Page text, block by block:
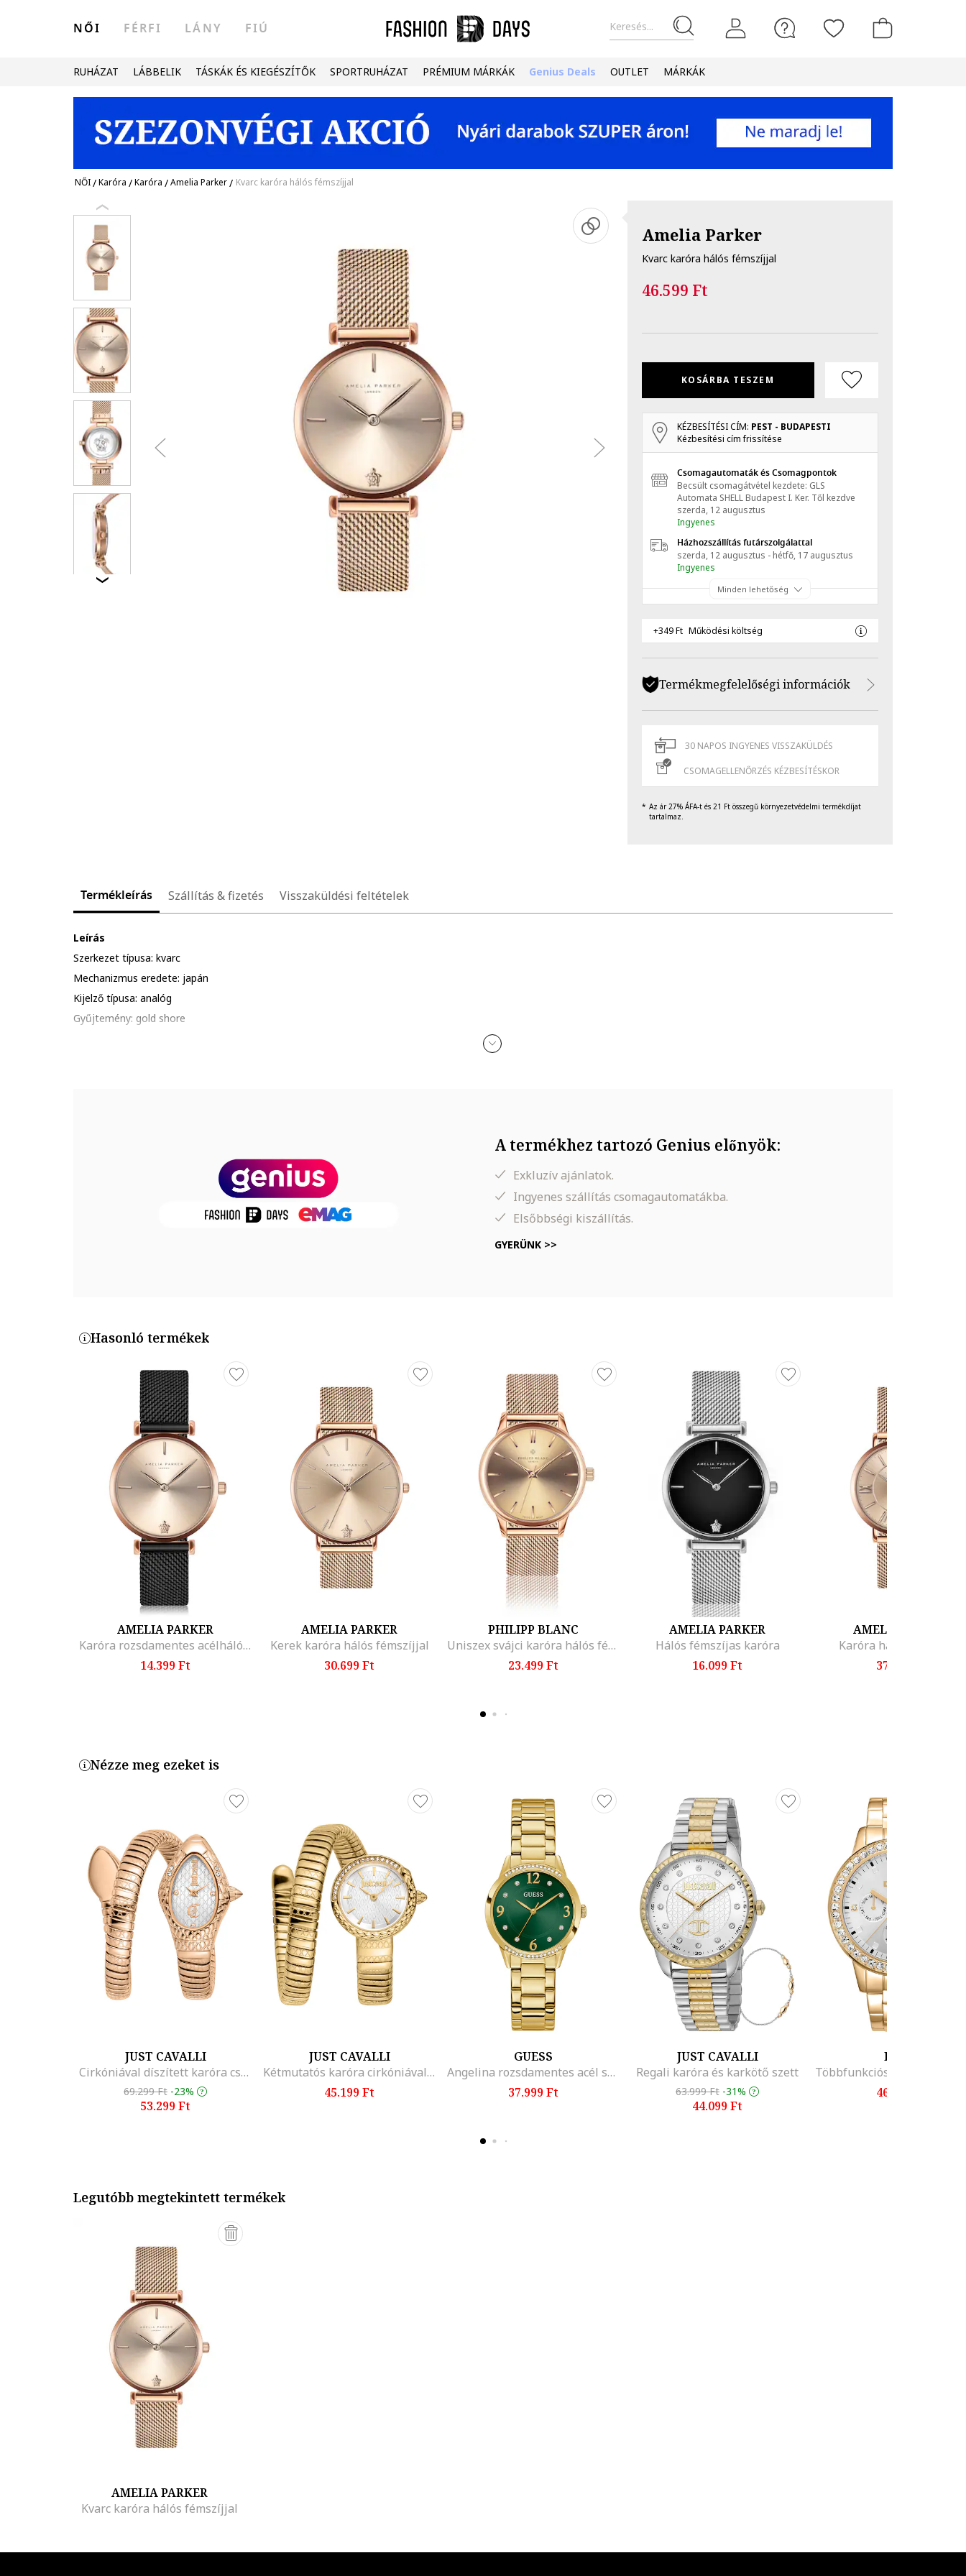
Keresés...
NŐI FÉRFI LÁNY FIÚ
RUHÁZAT LÁBBELIK TÁSKÁK ÉS KIEGÉSZÍTŐK SPORTRUHÁZAT PRÉMIUM MÁRKÁK Genius Deals OUTLET MÁRKÁK
NŐI/Karóra /Karóra /Amelia Parker/ Kvarc karóra hálós fémszíjjal
Amelia Parker
Kvarc karóra hálós fémszíjjal
46.599 Ft
KOSÁRBA TESZEM
KÉZBESÍTÉSI CÍM: PEST - BUDAPESTI
Kézbesítési cím frissítése
Csomagautomaták és Csomagpontok
Becsült csomagátvétel kezdete: GLS
Automata SHELL Budapest I. Ker. Től kezdve
szerda, 12 augusztus
Ingyenes
Házhozszállítás futárszolgálattal
szerda, 12 augusztus - hétfő, 17 augusztus
Ingyenes
Minden lehetőség
+349 Ft Működési költség
Termékmegfelelőségi információk
30 NAPOS INGYENES VISSZAKÜLDÉS
CSOMAGELLENŐRZÉS KÉZBESÍTÉSKOR
Az ár 27% ÁFA-t és 21 Ft összegű környezetvédelmi termékdíjat
tartalmaz.
Termékleírás Szállítás & fizetés Visszaküldési feltételek
Leírás
Szerkezet típusa: kvarc
Mechanizmus eredete: japán
Kijelző típusa: analóg
Gyűjtemény: gold shore
Részletek: kerüld a termék ütődését, karcolódását; alkohollal, parfümmel, acetonnal, mosószerrel és koptató felületekkel való érintkezését, valamint ne tedd ki túlzott
hőhatásnak., ip bevonat, edzett ásványi kristályüveg
Számlap színe: napsugár hatású rózsaarany
Tok Átmérő: 32 mm
Típus: hálós fémszíj
Szíj/Karkötő anyaga: rozsdamentes acél
Szíj/karperec színe: rózsaarany
Szíj/Karkötő Szélesség: 14 mm
Szíj/Karkötő hossza: 23 cm
Termékszám
A termékhez tartozó Genius előnyök:
Exkluzív ajánlatok.
Ingyenes szállítás csomagautomatákba.
Elsőbbségi kiszállítás.
GYERÜNK >>
Hasonló termékek
AMELIA PARKER
Karóra rozsdamentes acélhálós szíjjal
14.399 Ft
AMELIA PARKER
Kerek karóra hálós fémszíjjal
30.699 Ft
PHILIPP BLANC
Uniszex svájci karóra hálós fémszíjjal
23.499 Ft
AMELIA PARKER
Hálós fémszíjas karóra
16.099 Ft
AMELIA PARKER
Karóra hálós fémszíjjal
37.899 Ft
Nézze meg ezeket is
JUST CAVALLI
Cirkóniával díszített karóra csuklóra tekerhető szíjjal, Rózsaarany
69.299 Ft -23%
53.299 Ft
JUST CAVALLI
Kétmutatós karóra cirkóniával, Aranyszín
45.199 Ft
GUESS
Angelina rozsdamentes acél szíjas kerek karóra kristályos díszítéssel, Aranyszín
37.999 Ft
JUST CAVALLI
Regali karóra és karkötő szett
63.999 Ft -31%
44.099 Ft
DKNY
46.999 Ft
Legutóbb megtekintett termékek
AMELIA PARKER
Kvarc karóra hálós fémszíjjal